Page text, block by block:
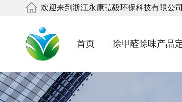
欢迎来到浙江永康弘毅环保科技有限公
首页 除甲醛除味产品